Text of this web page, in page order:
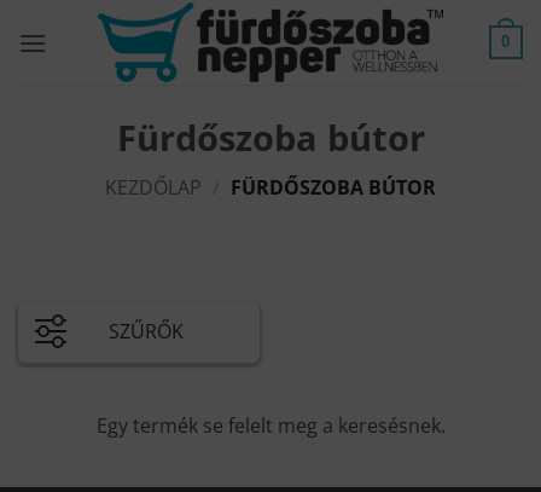
0
Fürdőszoba bútor
KEZDŐLAP FÜRDŐSZOBA BÚTOR
SZŰRŐK
Egy termék se felelt meg a keresésnek.